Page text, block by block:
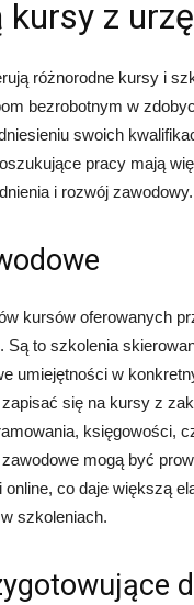
kursy z
różnorodne kursy i
bezrobotnym w
swoich
pracy mają
i rozwój zawodowy.
kursów oferowanych
Są to szkolenia
umiejętności w
się na kursy z
księgowości,
mogą być
online, co daje większą
szkoleniach.